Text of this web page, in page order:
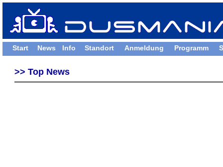
>> Top News
Start News Info Standort Anmeldung Programm